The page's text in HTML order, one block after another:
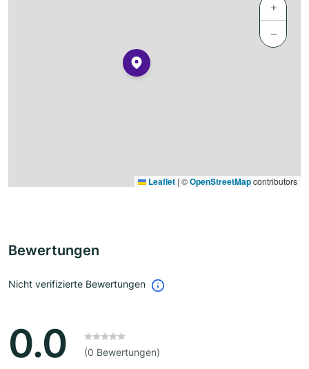
+
−
Leaflet | ©OpenStreetMapcontributors
Bewertungen
Nicht verifizierte Bewertungen
0.0 (0 Bewertungen)